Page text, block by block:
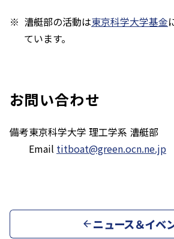
漕艇部の活動は東京科学大学基金
ています。
お問い合わせ
備考東京科学大学 理工学系 漕艇部
Email titboat@green.ocn.ne.jp
ニュース＆イベ